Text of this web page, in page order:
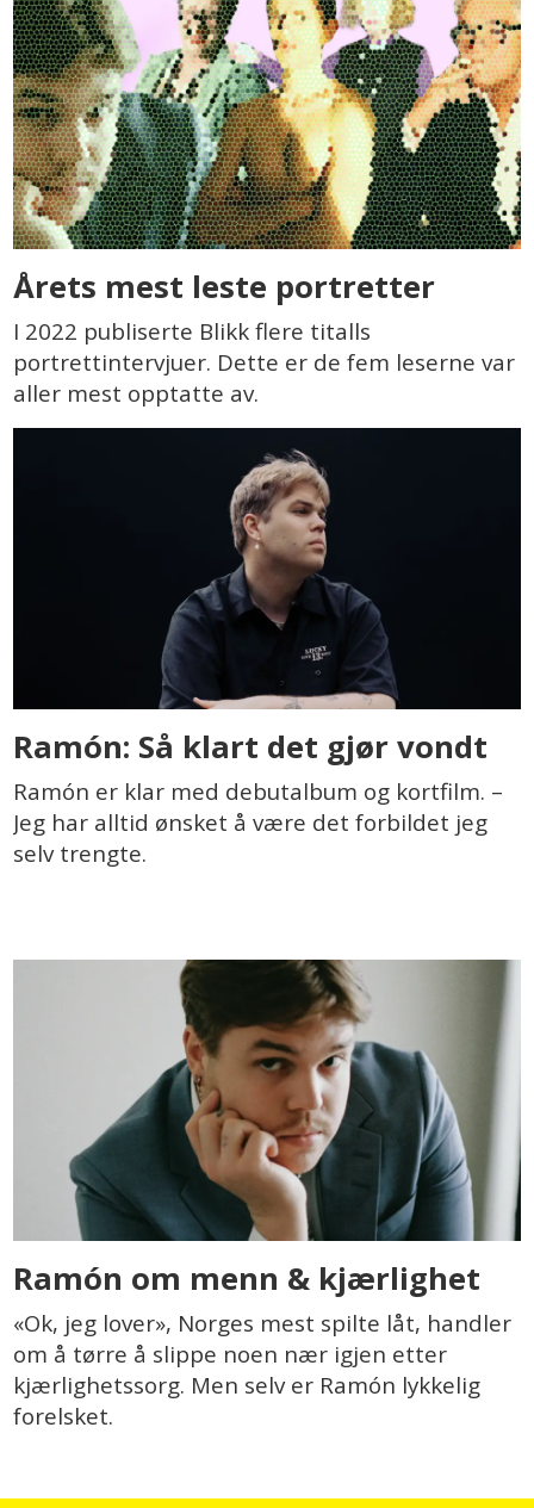
Årets mest leste portretter
I 2022 publiserte Blikk flere titalls
portrettintervjuer. Dette er de fem leserne var
aller mest opptatte av.
Ramón: Så klart det gjør vondt
Ramón er klar med debutalbum og kortfilm. –
Jeg har alltid ønsket å være det forbildet jeg
selv trengte.
Ramón om menn & kjærlighet
«Ok, jeg lover», Norges mest spilte låt, handler
om å tørre å slippe noen nær igjen etter
kjærlighetssorg. Men selv er Ramón lykkelig
forelsket.